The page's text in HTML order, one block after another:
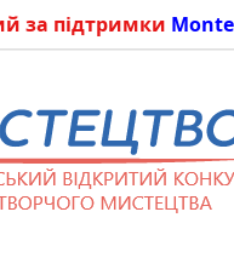
за підтримки